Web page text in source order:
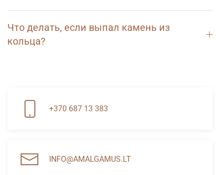
Что делать, если выпал камень из
кольца?
+370 687 13 383
INFO@AMALGAMUS.LT